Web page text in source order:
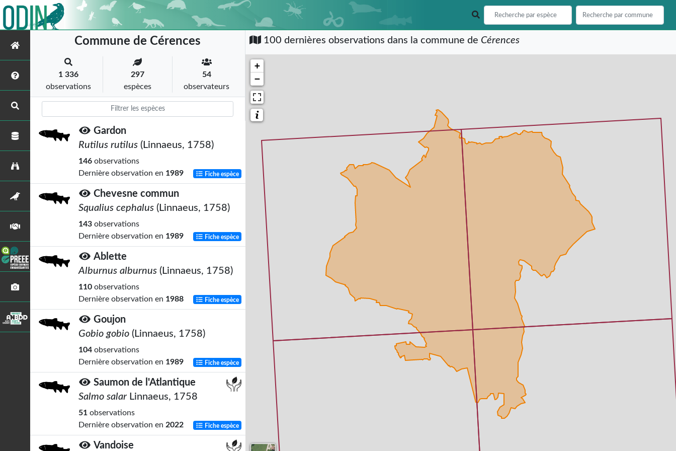
Commune de Cérences
1 336
observations
297
espèces
54
observateurs
Gardon
Rutilus rutilus (Linnaeus, 1758)
146 observations
Dernière observation en 1989 Fiche espèce
Chevesne commun
Squalius cephalus (Linnaeus, 1758)
143 observations
Dernière observation en 1989 Fiche espèce
Ablette
Alburnus alburnus (Linnaeus, 1758)
110 observations
Dernière observation en 1988 Fiche espèce
Goujon
Gobio gobio (Linnaeus, 1758)
104 observations
Dernière observation en 1989 Fiche espèce
Saumon de l'Atlantique
Salmo salar Linnaeus, 1758
51 observations
Dernière observation en 2022 Fiche espèce
Vandoise
100 dernières observations dans la commune de Cérences
+
−